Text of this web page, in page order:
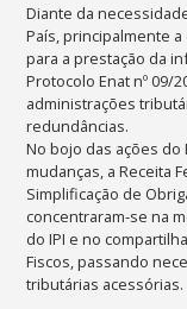
Diante da
País, principalmente
para a prestação da
Protocolo Enat nº 09/
administrações
redundâncias.
No bojo das ações do
mudanças, a Receita
Simplificação de
concentraram-se na
do IPI e no
Fiscos, passando
tributárias acessórias.